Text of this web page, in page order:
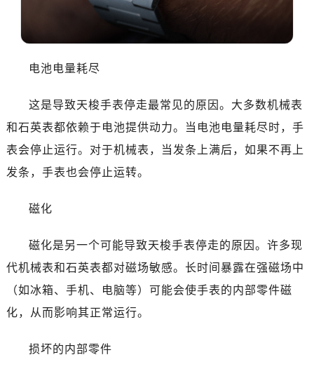
电池电量耗尽
这是导致天梭手表停走最常见的原因。大多数机械表
和石英表都依赖于电池提供动力。当电池电量耗尽时，手
表会停止运行。对于机械表，当发条上满后，如果不再上
发条，手表也会停止运转。
磁化
磁化是另一个可能导致天梭手表停走的原因。许多现
代机械表和石英表都对磁场敏感。长时间暴露在强磁场中
（如冰箱、手机、电脑等）可能会使手表的内部零件磁
化，从而影响其正常运行。
损坏的内部零件